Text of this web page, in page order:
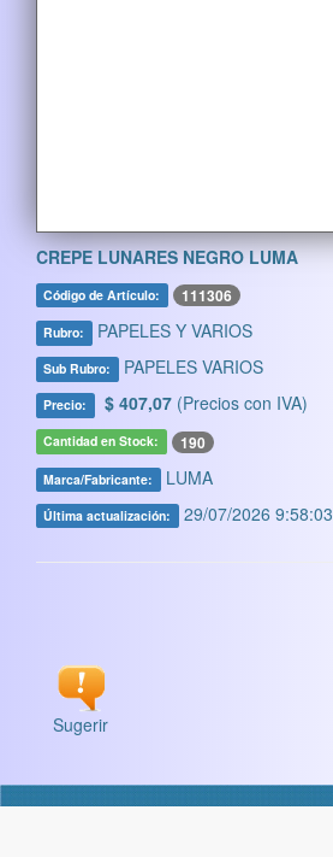
CREPE LUNARES NEGRO LUMA
Código de Artículo: 111306
Rubro: PAPELES Y VARIOS
Sub Rubro: PAPELES VARIOS
Precio: $ 407,07 (Precios con IVA)
Cantidad en Stock: 190
Marca/Fabricante: LUMA
Última actualización: 29/07/2026 9:58:03
Sugerir